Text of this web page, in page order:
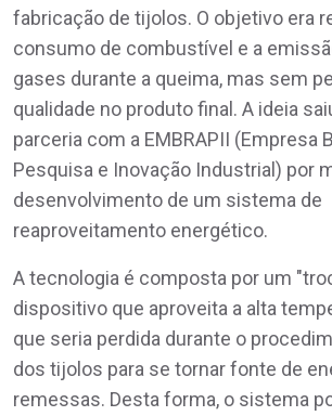
fabricação de tijolos. O objetivo era
consumo de combustível e a
gases durante a queima, mas sem
qualidade no produto final. A ideia
parceria com a EMBRAPII (Empresa
Pesquisa e Inovação Industrial) por
desenvolvimento de um sistema de
reaproveitamento energético.
A tecnologia é composta por um
dispositivo que aproveita a alta
que seria perdida durante o
dos tijolos para se tornar fonte de
remessas. Desta forma, o sistema